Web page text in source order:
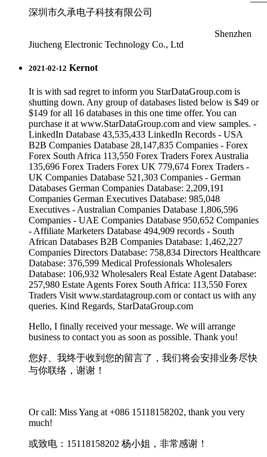
深圳市久承电子科技有限公司
Shenzhen
Jiucheng Electronic Technology Co., Ltd
2021-02-12 Kernot
It is with sad regret to inform you StarDataGroup.com is
shutting down. Any group of databases listed below is $49 or
$149 for all 16 databases in this one time offer. You can
purchase it at www.StarDataGroup.com and view samples. -
LinkedIn Database 43,535,433 LinkedIn Records - USA
B2B Companies Database 28,147,835 Companies - Forex
Forex South Africa 113,550 Forex Traders Forex Australia
135,696 Forex Traders Forex UK 779,674 Forex Traders -
UK Companies Database 521,303 Companies - German
Databases German Companies Database: 2,209,191
Companies German Executives Database: 985,048
Executives - Australian Companies Database 1,806,596
Companies - UAE Companies Database 950,652 Companies
- Affiliate Marketers Database 494,909 records - South
African Databases B2B Companies Database: 1,462,227
Companies Directors Database: 758,834 Directors Healthcare
Database: 376,599 Medical Professionals Wholesalers
Database: 106,932 Wholesalers Real Estate Agent Database:
257,980 Estate Agents Forex South Africa: 113,550 Forex
Traders Visit www.stardatagroup.com or contact us with any
queries. Kind Regards, StarDataGroup.com
Hello, I finally received your message. We will arrange
business to contact you as soon as possible. Thank you!
您好、我终于收到您的留言了，我们将会安排业务尽快
与你联络，谢谢！
Or call: Miss Yang at +086 15118158202, thank you very
much!
或致电：15118158202 杨小姐，非常感谢！